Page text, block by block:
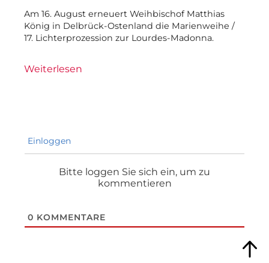
Am 16. August erneuert Weihbischof Matthias
König in Delbrück-Ostenland die Marienweihe /
17. Lichterprozession zur Lourdes-Madonna.
Weiterlesen
Einloggen
Bitte loggen Sie sich ein, um zu
kommentieren
0 KOMMENTARE